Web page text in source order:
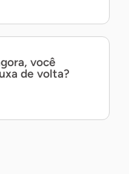
você
de volta?